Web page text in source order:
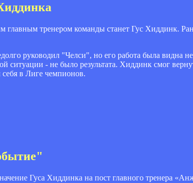
тренером команды станет Гус Хиддинк.
руководил "Челси", но его работа была видна
ситуации - не было результата. Хиддинк смог
в Лиге чемпионов.
Гуса Хиддинка на пост главного тренера